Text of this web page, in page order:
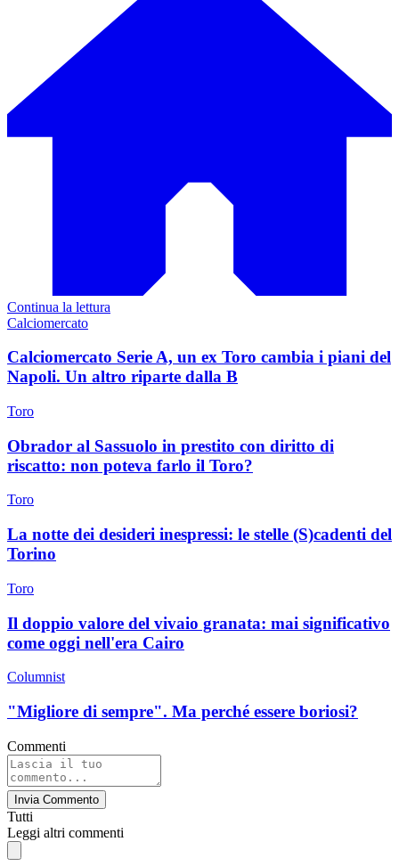
Continua la lettura
Calciomercato
Calciomercato Serie A, un ex Toro cambia i piani del
Napoli. Un altro riparte dalla B
Toro
Obrador al Sassuolo in prestito con diritto di
riscatto: non poteva farlo il Toro?
Toro
La notte dei desideri inespressi: le stelle (S)cadenti del
Torino
Toro
Il doppio valore del vivaio granata: mai significativo
come oggi nell'era Cairo
Columnist
"Migliore di sempre". Ma perché essere boriosi?
Commenti
Invia Commento
Tutti
Leggi altri commenti